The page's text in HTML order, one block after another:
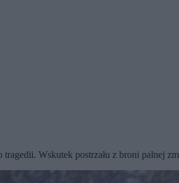
Wskutek postrzału z broni palnej